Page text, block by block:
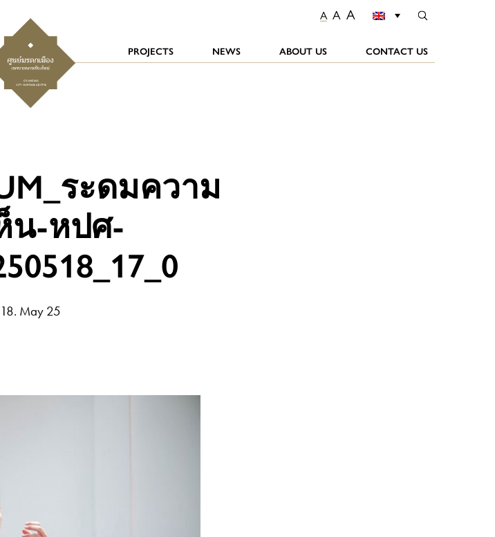
A A A
CONTACT US
ABOUT US
NEWS
PROJECTS
ระดมความ
น-หปศ-
18. May 25